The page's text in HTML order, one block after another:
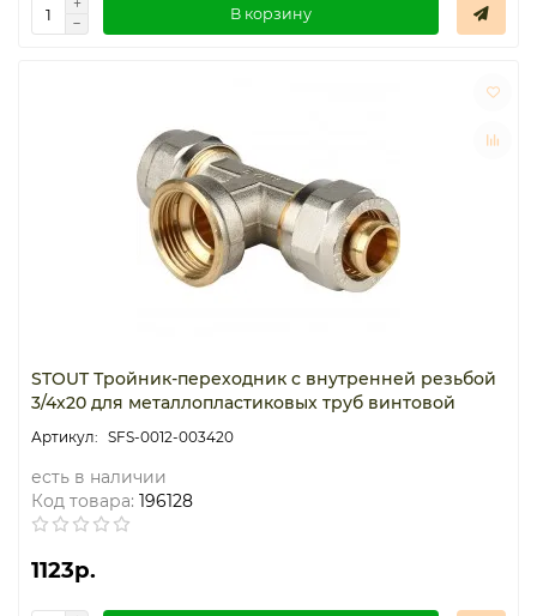
В корзину
STOUT Тройник-переходник с внутренней резьбой
3/4х20 для металлопластиковых труб винтовой
SFS-0012-003420
есть в наличии
Код товара: 196128
1123р.